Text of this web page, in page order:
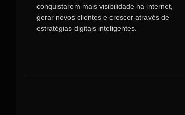
conquistarem mais visibilidade na internet,
gerar novos clientes e crescer através de
estratégias digitais inteligentes.